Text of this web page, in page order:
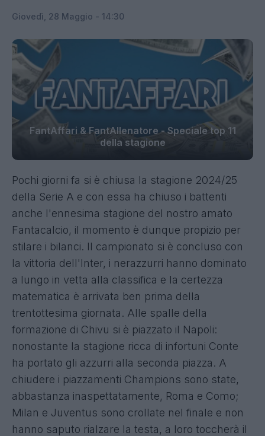
Giovedì, 28 Maggio - 14:30
FantAffari & FantAllenatore - Speciale top 11
della stagione
Pochi giorni fa si è chiusa la stagione 2024/25
della Serie A e con essa ha chiuso i battenti
anche l'ennesima stagione del nostro amato
Fantacalcio, il momento è dunque propizio per
stilare i bilanci. Il campionato si è concluso con
la vittoria dell'Inter, i nerazzurri hanno dominato
a lungo in vetta alla classifica e la certezza
matematica è arrivata ben prima della
trentottesima giornata. Alle spalle della
formazione di Chivu si è piazzato il Napoli:
nonostante la stagione ricca di infortuni Conte
ha portato gli azzurri alla seconda piazza. A
chiudere i piazzamenti Champions sono state,
abbastanza inaspettatamente, Roma e Como;
Milan e Juventus sono crollate nel finale e non
hanno saputo rialzare la testa, a loro toccherà il